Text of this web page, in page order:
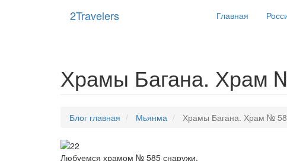
2Travelers Main
Главная
Храмы Багана. Храм
Блог главная Мьянма Храмы Багана. Храм №
Image
Любуемся храмом № 585 снаружи.